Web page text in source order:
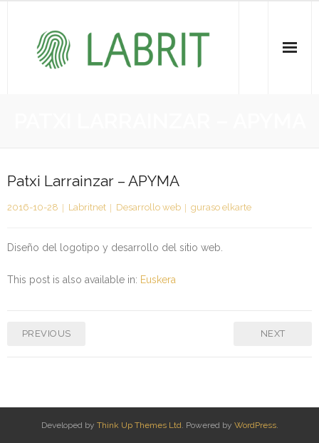
- KOI-aren bilketa | Recopilación del PCI
- KOI-aren kudeaketa | Gestión del PCI
- LABRIT
- Jabetza intelektuala | Propiedad intelectual
Kontaktua | Contacto
Patxi Larrainzar – APYMA
2016-10-28 Labritnet Desarrollo web guraso elkarte
Diseño del logotipo y desarrollo del sitio web.
This post is also available in: Euskera
PREVIOUS NEXT
Developed by Think Up Themes Ltd. Powered by WordPress.